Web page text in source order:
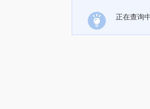
正在查询